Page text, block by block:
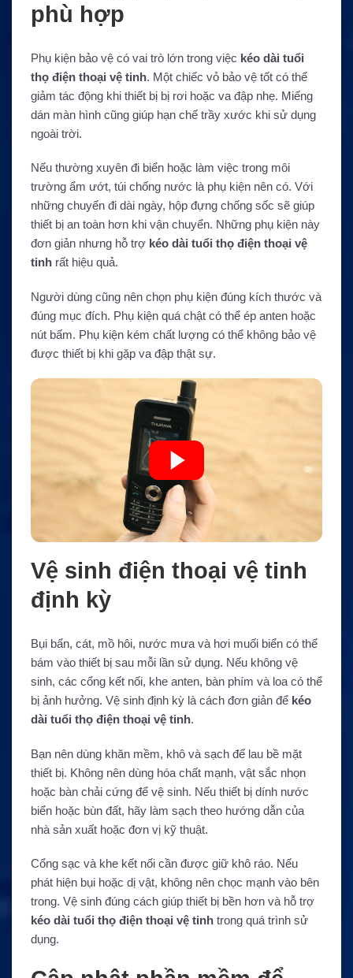
phù hợp
Phụ kiện bảo vệ có vai trò lớn trong việc kéo dài tuổi
thọ điện thoại vệ tinh. Một chiếc vỏ bảo vệ tốt có thể
giảm tác động khi thiết bị bị rơi hoặc va đập nhẹ. Miếng
dán màn hình cũng giúp hạn chế trầy xước khi sử dụng
ngoài trời.
Nếu thường xuyên đi biển hoặc làm việc trong môi
trường ẩm ướt, túi chống nước là phụ kiện nên có. Với
những chuyến đi dài ngày, hộp đựng chống sốc sẽ giúp
thiết bị an toàn hơn khi vận chuyển. Những phụ kiện này
đơn giản nhưng hỗ trợ kéo dài tuổi thọ điện thoại vệ
tinh rất hiệu quả.
Người dùng cũng nên chọn phụ kiện đúng kích thước và
đúng mục đích. Phụ kiện quá chật có thể ép anten hoặc
nút bấm. Phụ kiện kém chất lượng có thể không bảo vệ
được thiết bị khi gặp va đập thật sự.
Vệ sinh điện thoại vệ tinh
định kỳ
Bụi bẩn, cát, mồ hôi, nước mưa và hơi muối biển có thể
bám vào thiết bị sau mỗi lần sử dụng. Nếu không vệ
sinh, các cổng kết nối, khe anten, bàn phím và loa có thể
bị ảnh hưởng. Vệ sinh định kỳ là cách đơn giản để kéo
dài tuổi thọ điện thoại vệ tinh.
Bạn nên dùng khăn mềm, khô và sạch để lau bề mặt
thiết bị. Không nên dùng hóa chất mạnh, vật sắc nhọn
hoặc bàn chải cứng để vệ sinh. Nếu thiết bị dính nước
biển hoặc bùn đất, hãy làm sạch theo hướng dẫn của
nhà sản xuất hoặc đơn vị kỹ thuật.
Cổng sạc và khe kết nối cần được giữ khô ráo. Nếu
phát hiện bụi hoặc dị vật, không nên chọc mạnh vào bên
trong. Vệ sinh đúng cách giúp thiết bị bền hơn và hỗ trợ
kéo dài tuổi thọ điện thoại vệ tinh trong quá trình sử
dụng.